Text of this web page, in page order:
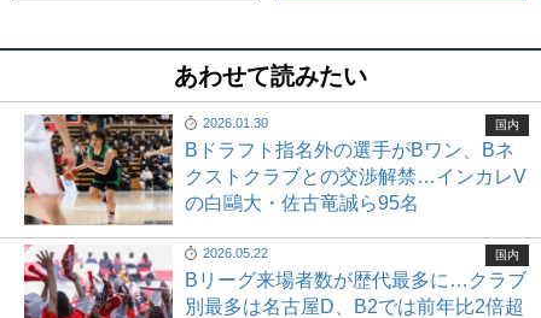
あわせて読みたい
2026.01.30
Bドラフト指名外の選手がBワン、Bネ
クストクラブとの交渉解禁…インカレV
の白鷗大・佐古竜誠ら95名
国内
2026.05.22
Bリーグ来場者数が歴代最多に…クラブ
別最多は名古屋D、B2では前年比2倍超
国内